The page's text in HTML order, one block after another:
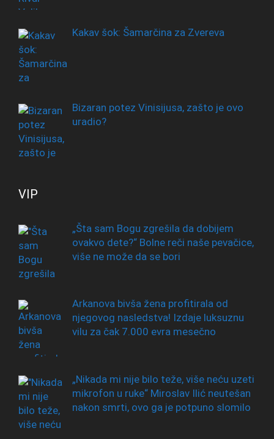
Kakav šok: Šamarčina za Zvereva
Bizaran potez Vinisijusa, zašto je ovo
uradio?
VIP
„Šta sam Bogu zgrešila da dobijem
ovakvo dete?“ Bolne reči naše pevačice,
više ne može da se bori
Arkanova bivša žena profitirala od
njegovog nasledstva! Izdaje luksuznu
vilu za čak 7.000 evra mesečno
„Nikada mi nije bilo teže, više neću uzeti
mikrofon u ruke“ Miroslav Ilić neutešan
nakon smrti, ovo ga je potpuno slomilo